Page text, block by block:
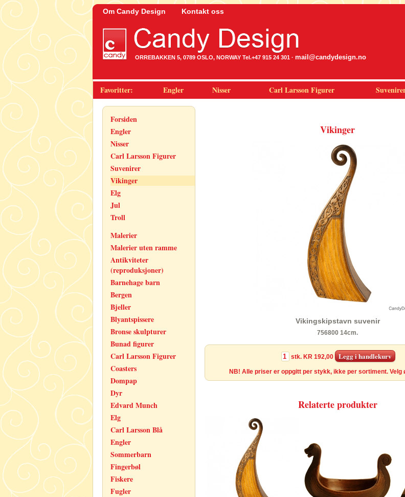
Om Candy Design Kontakt oss
ORREBAKKEN 5, 0789 OSLO, NORWAY Tel.+47 915 24 301 · mail@candydesign.no
Favoritter: Engler Nisser Carl Larsson Figurer
Forsiden
Engler
Nisser
Carl Larsson Figurer
Suvenirer
Vikinger
Elg
Jul
Troll
Malerier
Malerier uten ramme
Antikviteter
(reproduksjoner)
Barnehage barn
Bergen
Bjeller
Blyantspissere
Bronse skulpturer
Bunad figurer
Carl Larsson Figurer
Coasters
Dompap
Dyr
Edvard Munch
Elg
Carl Larsson Blå
Engler
Sommerbarn
Fingerbøl
Fiskere
Fugler
Vikinger
Vikingskipstavn suvenir
756800 14cm.
stk. KR 192,00
NB! Alle priser er oppgitt per stykk, ikke per sortiment. Velg
Relaterte produkter